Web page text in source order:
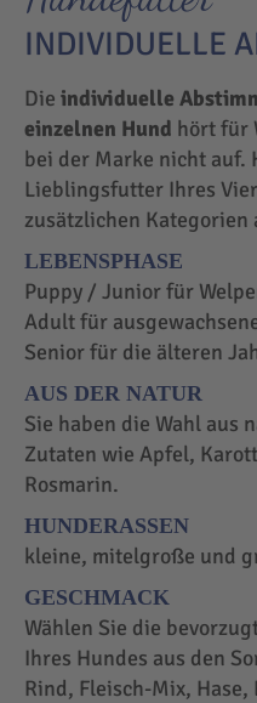
INDIVIDUELLE
Die individuelle
einzelnen Hund hört für
bei der Marke nicht auf.
Lieblingsfutter Ihres
zusätzlichen Kategorien
LEBENSPHASE
Puppy / Junior für
Adult für
Senior für die älteren
AUS DER NATUR
Sie haben die Wahl aus
Zutaten wie Apfel,
Rosmarin.
HUNDERASSEN
kleine, mitelgroße und
GESCHMACK
Wählen Sie die
Ihres Hundes aus den
Rind, Fleisch-Mix,